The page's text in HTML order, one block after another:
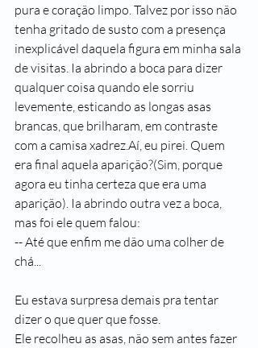
pura e coração limpo. Talvez por isso não
tenha gritado de susto com a presença
inexplicável daquela figura em minha sala
de visitas. Ia abrindo a boca para dizer
qualquer coisa quando ele sorriu
levemente, esticando as longas asas
brancas, que brilharam, em contraste
com a camisa xadrez.Aí, eu pirei. Quem
era final aquela aparição?(Sim, porque
agora eu tinha certeza que era uma
aparição). Ia abrindo outra vez a boca,
mas foi ele quem falou:
-- Até que enfim me dão uma colher de
chá...
Eu estava surpresa demais pra tentar
dizer o que quer que fosse.
Ele recolheu as asas, não sem antes fazer